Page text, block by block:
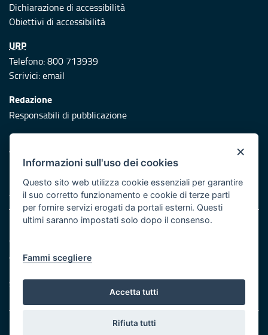
Dichiarazione di accessibilità
Obiettivi di accessibilità
URP
Telefono: 800 713939
Scrivici:email
Redazione
Responsabili di pubblicazione
Protezione civile
Vai al sito di Protezione Civile Puglia
Iniziativa finanziata con risorse del POR Puglia 2014/2020 -
Asse XI
Note legali
Cookie e privacy
Atti di notifica
Servizi Intranet
© Regione Puglia
×
Informazioni sull'uso dei cookies
Questo sito web utilizza cookie essenziali per garantire
il suo corretto funzionamento e cookie di terze parti
per fornire servizi erogati da portali esterni. Questi
ultimi saranno impostati solo dopo il consenso.
Fammi scegliere
Accetta tutti
Rifiuta tutti